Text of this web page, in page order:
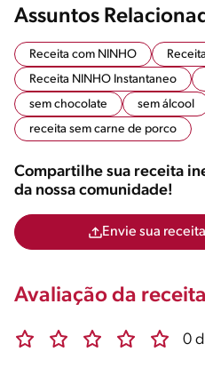
Assuntos
Receita com NINHO
Receita NINHO Instantaneo
sem chocolate
sem álcool
receita sem carne de porco
Compartilhe sua receita
da nossa comunidade!
Envie sua receita
Avaliação da
0